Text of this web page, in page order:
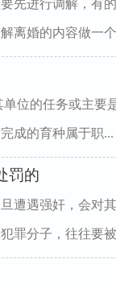
先进行调解，有
离婚的内容做一
位的任务或主要
成的育种属于职...
罚的
遭遇强奸，会对
罪分子，往往要